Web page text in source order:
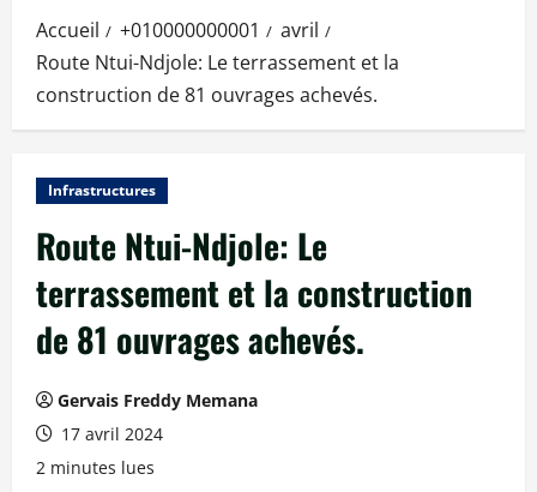
Accueil +010000000001
avril
Route Ntui-Ndjole: Le terrassement et la
construction de 81 ouvrages achevés.
Infrastructures
Route Ntui-Ndjole: Le
terrassement et la construction
de 81 ouvrages achevés.
Gervais Freddy Memana
17 avril 2024
2 minutes lues